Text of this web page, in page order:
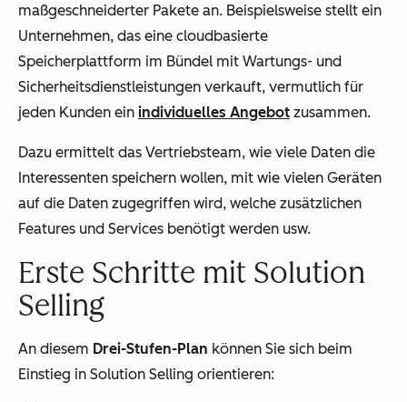
maßgeschneiderter Pakete an. Beispielsweise stellt ein
Unternehmen, das eine cloudbasierte
Speicherplattform im Bündel mit Wartungs- und
Sicherheitsdienstleistungen verkauft, vermutlich für
jeden Kunden ein individuelles Angebot zusammen.
Dazu ermittelt das Vertriebsteam, wie viele Daten die
Interessenten speichern wollen, mit wie vielen Geräten
auf die Daten zugegriffen wird, welche zusätzlichen
Features und Services benötigt werden usw.
Erste Schritte mit Solution
Selling
An diesem Drei-Stufen-Plan können Sie sich beim
Einstieg in Solution Selling orientieren: